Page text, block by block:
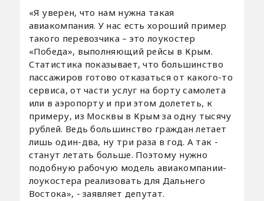
«Я уверен, что нам нужна такая
авиакомпания. У нас есть хороший пример
такого перевозчика – это лоукостер
«Победа», выполняющий рейсы в Крым.
Статистика показывает, что большинство
пассажиров готово отказаться от какого-то
сервиса, от части услуг на борту самолета
или в аэропорту и при этом долететь, к
примеру, из Москвы в Крым за одну тысячу
рублей. Ведь большинство граждан летает
лишь один-два, ну три раза в год. А так -
станут летать больше. Поэтому нужно
подобную рабочую модель авиакомпании-
лоукостера реализовать для Дальнего
Востока», - заявляет депутат.